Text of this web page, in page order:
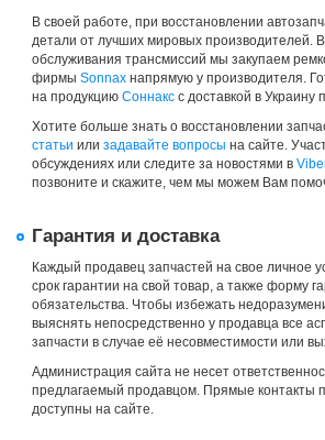
В своей работе, при восстановлении
детали от лучших мировых производителей.
обслуживания трансмиссий мы закупаем
фирмы Sonnax напрямую у производителя.
на продукцию Соннакс с доставкой в
Хотите больше знать о восстановлении
статьи или задавайте вопросы на сайте.
обсуждениях или следите за новостями в
позвоните и скажите, чем мы можем Вам
Гарантия и доставка
Каждый продавец запчастей на свое личное
срок гарантии на свой товар, а также форму
обязательства. Чтобы избежать
выяснять непосредственно у продавца все
запчасти в случае её несовместимости или
Администрация сайта не несет
предлагаемый продавцом. Прямые контакты
доступны на сайте.